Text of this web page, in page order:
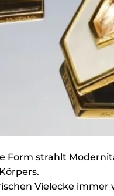
Form strahlt
Vielecke immer